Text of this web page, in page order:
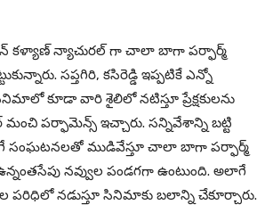
కళ్యాణ్ న్యాచురల్ గా చాలా బాగా పర్ఫార్మ్
సప్తగిరి, కసిరెడ్డి ఇప్పటికే ఎన్నో
కూడా వారి శైలిలో నటిస్తూ ప్రేక్షకులను
పర్ఫామెన్స్ ఇచ్చారు. సన్నివేశాన్ని బట్టి
సంఘటనలతో ముడివేస్తూ చాలా బాగా పర్ఫార్మ్
నవ్వుల పండగగా ఉంటుంది. అలాగే
నడుస్తూ సినిమాకు బలాన్ని చేకూర్చారు.